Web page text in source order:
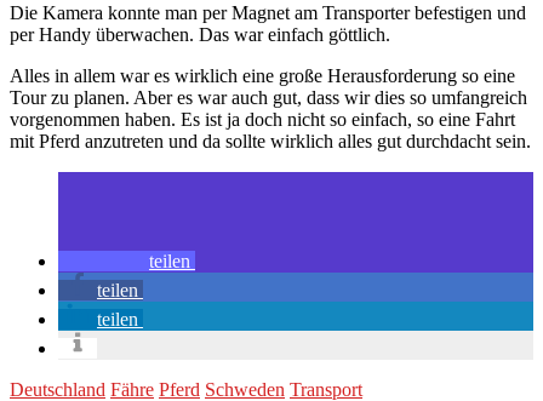
Die Kamera konnte man per Magnet am Transporter befestigen und
per Handy überwachen. Das war einfach göttlich.
Alles in allem war es wirklich eine große Herausforderung so eine
Tour zu planen. Aber es war auch gut, dass wir dies so umfangreich
vorgenommen haben. Es ist ja doch nicht so einfach, so eine Fahrt
mit Pferd anzutreten und da sollte wirklich alles gut durchdacht sein.
teilen
teilen
teilen
Deutschland Fähre Pferd Schweden Transport